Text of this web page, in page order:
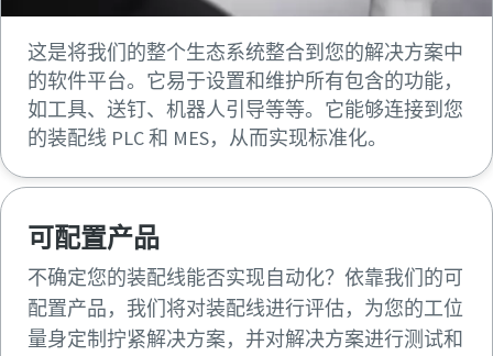
这是将我们的整个生态系统整合到您的解决方案中
的软件平台。它易于设置和维护所有包含的功能，
如工具、送钉、机器人引导等等。它能够连接到您
的装配线 PLC 和 MES，从而实现标准化。
可配置产品
不确定您的装配线能否实现自动化？依靠我们的可
配置产品，我们将对装配线进行评估，为您的工位
量身定制拧紧解决方案，并对解决方案进行测试和